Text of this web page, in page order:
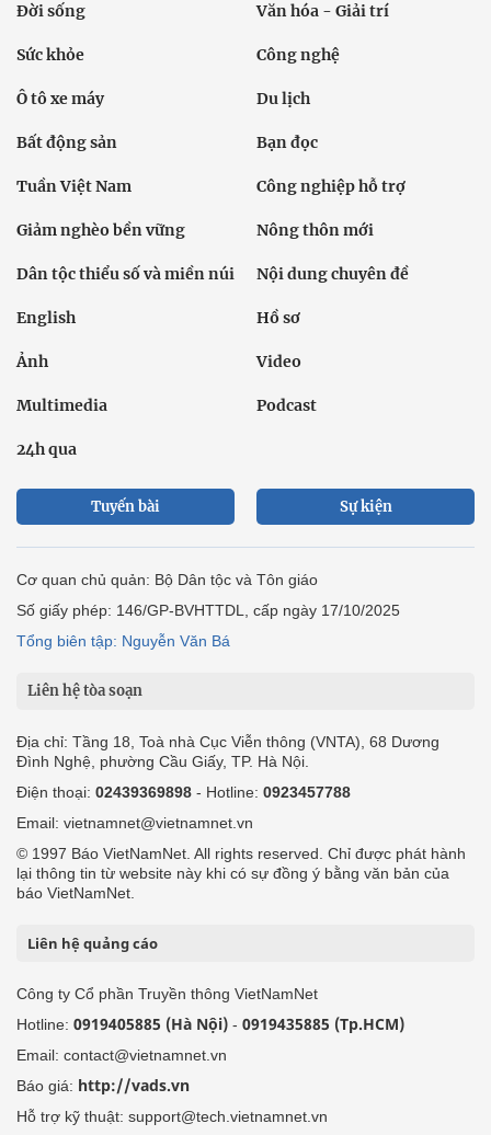
Đời sống Văn hóa - Giải trí
Sức khỏe Công nghệ
Ô tô xe máy Du lịch
Bất động sản Bạn đọc
Tuần Việt Nam Công nghiệp hỗ trợ
Giảm nghèo bền vững Nông thôn mới
Dân tộc thiểu số và miền núi Nội dung chuyên đề
English Hồ sơ
Ảnh Video
Multimedia Podcast
24h qua
Tuyến bài Sự kiện
Cơ quan chủ quản: Bộ Dân tộc và Tôn giáo
Số giấy phép: 146/GP-BVHTTDL, cấp ngày 17/10/2025
Tổng biên tập: Nguyễn Văn Bá
Liên hệ tòa soạn
Địa chỉ: Tầng 18, Toà nhà Cục Viễn thông (VNTA), 68 Dương
Đình Nghệ, phường Cầu Giấy, TP. Hà Nội.
Điện thoại: 02439369898 - Hotline: 0923457788
Email: vietnamnet@vietnamnet.vn
© 1997 Báo VietNamNet. All rights reserved. Chỉ được phát hành
lại thông tin từ website này khi có sự đồng ý bằng văn bản của
báo VietNamNet.
Liên hệ quảng cáo
Công ty Cổ phần Truyền thông VietNamNet
Hotline: 0919405885 (Hà Nội) - 0919435885 (Tp.HCM)
Email: contact@vietnamnet.vn
Báo giá: http://vads.vn
Hỗ trợ kỹ thuật: support@tech.vietnamnet.vn